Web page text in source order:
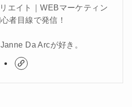
エイト｜WEBマーケティン
者目線で発信！
Da Arcが好き。